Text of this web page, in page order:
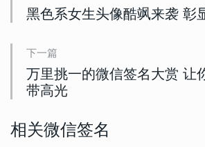
黑色系女生头像酷飒来袭 彰
下一篇
万里挑一的微信签名大赏 让
带高光
相关微信签名